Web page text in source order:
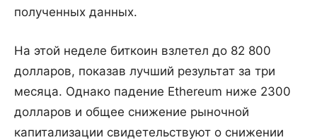
полученных данных.
На этой неделе биткоин взлетел до 82 800
долларов, показав лучший результат за три
месяца. Однако падение Ethereum ниже 2300
долларов и общее снижение рыночной
капитализации свидетельствуют о снижении